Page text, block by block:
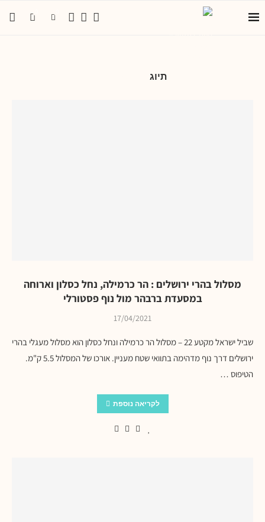
תיוג
מסלול בהרי ירושלים : הר כרמילה, נחל כסלון וארוחה
במסעדת ברבהר מול נוף פסטורלי
17/04/2021
שביל ישראל מקטע 22 – מסלול הר כרמילה ונחל כסלון הוא מסלול מעגלי בהרי
ירושלים דרך נוף מדהימה בתוואי שטח מעניין. אורכו של המסלול 5.5 ק"מ.
הטיפוס …
לקריאה נוספת